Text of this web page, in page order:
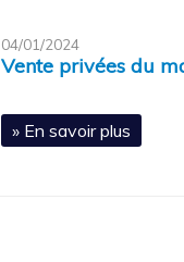
04/01/2024
Vente privées du
» En savoir plus